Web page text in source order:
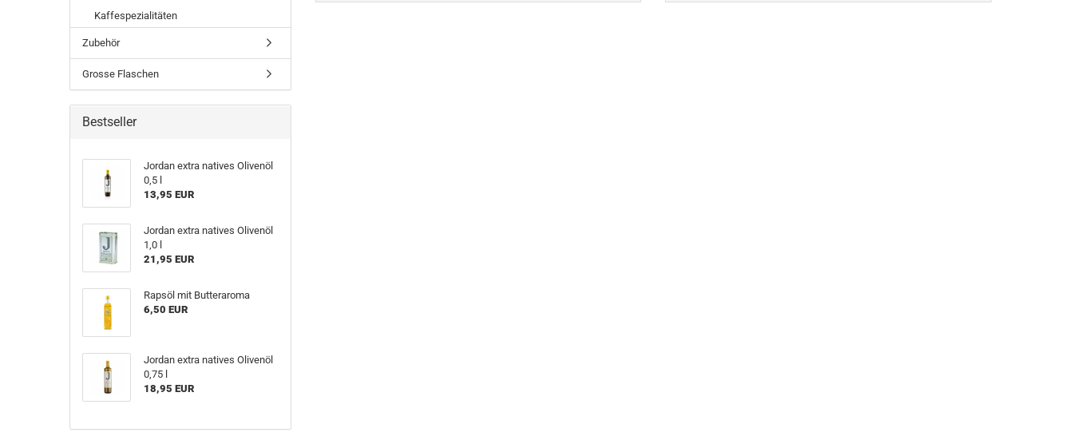
Kaffespezialitäten
Zubehör
Grosse Flaschen
Bestseller
Jordan extra natives Olivenöl
0,5 l
13,95 EUR
Jordan extra natives Olivenöl
1,0 l
21,95 EUR
Rapsöl mit Butteraroma
6,50 EUR
Jordan extra natives Olivenöl
0,75 l
18,95 EUR